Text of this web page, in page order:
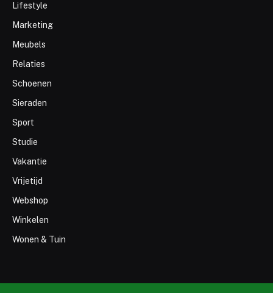
Lifestyle
Marketing
Meubels
Relaties
Schoenen
Sieraden
Sport
Studie
Vakantie
Vrijetijd
Webshop
Winkelen
Wonen & Tuin